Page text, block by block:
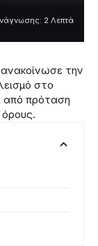
2 Λεπτά
την
στο
από πρόταση